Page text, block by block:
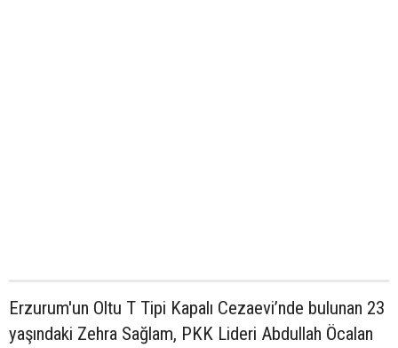
Erzurum'un Oltu T Tipi Kapalı Cezaevi’nde bulunan 23
yaşındaki Zehra Sağlam, PKK Lideri Abdullah Öcalan